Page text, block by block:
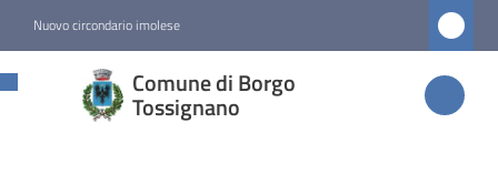
Nuovo circondario imolese
Comune di Borgo
Tossignano
Comune di
Borgo